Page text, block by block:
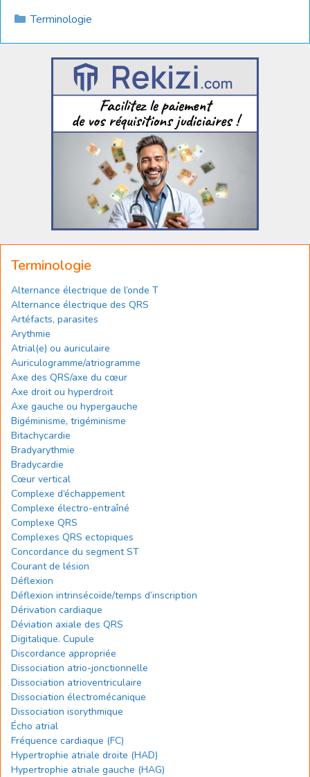
Catégories
Terminologie
Terminologie
Alternance électrique de l’onde T
Alternance électrique des QRS
Artéfacts, parasites
Arythmie
Atrial(e) ou auriculaire
Auriculogramme/atriogramme
Axe des QRS/axe du cœur
Axe droit ou hyperdroit
Axe gauche ou hypergauche
Bigéminisme, trigéminisme
Bitachycardie
Bradyarythmie
Bradycardie
Cœur vertical
Complexe d’échappement
Complexe électro-entraîné
Complexe QRS
Complexes QRS ectopiques
Concordance du segment ST
Courant de lésion
Déflexion
Déflexion intrinsécoïde/temps d’inscription
Dérivation cardiaque
Déviation axiale des QRS
Digitalique. Cupule
Discordance appropriée
Dissociation atrio-jonctionnelle
Dissociation atrioventriculaire
Dissociation électromécanique
Dissociation isorythmique
Écho atrial
Fréquence cardiaque (FC)
Hypertrophie atriale droite (HAD)
Hypertrophie atriale gauche (HAG)